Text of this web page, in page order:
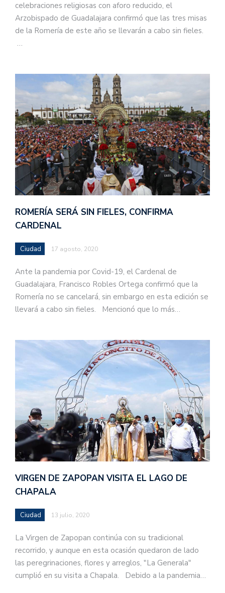
celebraciones religiosas con aforo reducido, el
Arzobispado de Guadalajara confirmó que las tres misas
de la Romería de este año se llevarán a cabo sin fieles.
…
ROMERÍA SERÁ SIN FIELES, CONFIRMA
CARDENAL
Ciudad 17 agosto, 2020
Ante la pandemia por Covid-19, el Cardenal de
Guadalajara, Francisco Robles Ortega confirmó que la
Romería no se cancelará, sin embargo en esta edición se
llevará a cabo sin fieles. Mencionó que lo más…
VIRGEN DE ZAPOPAN VISITA EL LAGO DE
CHAPALA
Ciudad 13 julio, 2020
La Virgen de Zapopan continúa con su tradicional
recorrido, y aunque en esta ocasión quedaron de lado
las peregrinaciones, flores y arreglos, "La Generala"
cumplió en su visita a Chapala. Debido a la pandemia…